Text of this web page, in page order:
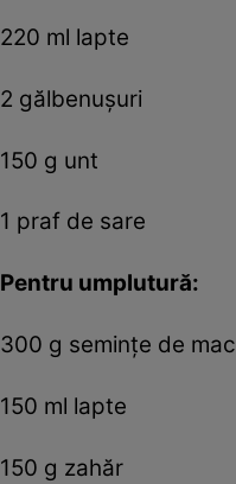
220 ml lapte
2 gălbenușuri
150 g unt
1 praf de sare
Pentru umplutură:
300 g semințe de mac
150 ml lapte
150 g zahăr